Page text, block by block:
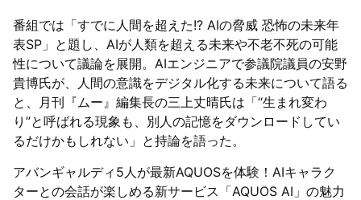
番組では「すでに人間を超えた!? AIの脅威 恐怖の未来年
表SP」と題し、AIが人類を超える未来や不老不死の可能
性について議論を展開。AIエンジニアで参議院議員の安野
貴博氏が、人間の意識をデジタル化する未来について語る
と、月刊『ムー』編集長の三上丈晴氏は「“生まれ変わ
り”と呼ばれる現象も、別人の記憶をダウンロードしてい
るだけかもしれない」と持論を語った。
アバンギャルディ5人が最新AQUOSを体験！AIキャラク
ターとの会話が楽しめる新サービス「AQUOS AI」の魅力